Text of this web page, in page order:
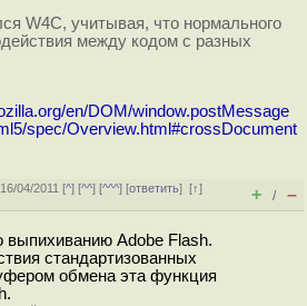
W4C, учитывая, что нормального
между кодом с разных
en/DOM/window.postMessage
spec/Overview.html#crossDocument
04/2011 [^] [^^] [^^^] [ответить][↑]
+ / –
Adobe Flash.
стандартизованных
обмена эта функция